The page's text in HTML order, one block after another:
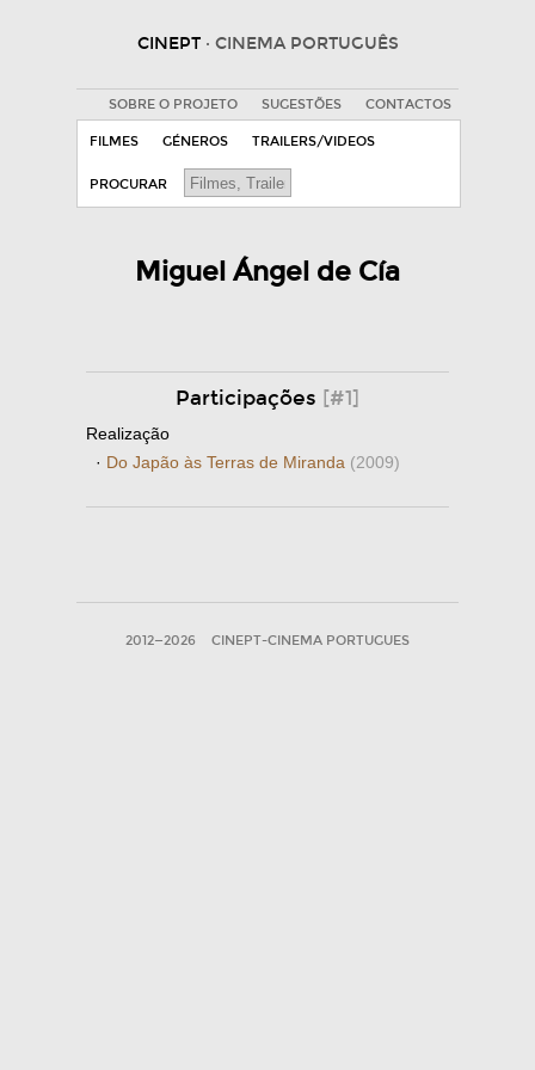
CINEPT · CINEMA PORTUGUÊS
SOBRE O PROJETO SUGESTÕES CONTACTOS
FILMES GÉNEROS TRAILERS/VIDEOS
PROCURAR
Miguel Ángel de Cía
Participações [#1]
Realização
· Do Japão às Terras de Miranda (2009)
2012—2026 CINEPT-CINEMA PORTUGUES